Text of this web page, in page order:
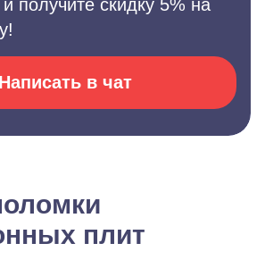
получите скидку 5% на
Написать в чат
плит